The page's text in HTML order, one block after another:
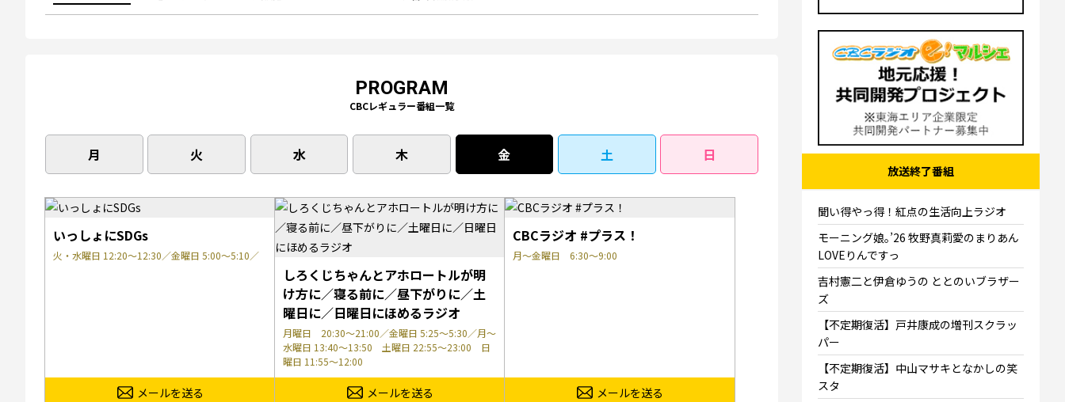
PROGRAM
CBCレギュラー番組一覧
月 火 水 木 金 土 日
いっしょにSDGs
火・水曜日 12:20～12:30／金曜日 5:00～5:10／
メールを送る
しろくじちゃんとアホロートルが明
け方に／寝る前に／昼下がりに／土
曜日に／日曜日にほめるラジオ
月曜日 20:30～21:00／金曜日 5:25～5:30／月～
水曜日 13:40～13:50 土曜日 22:55～23:00 日
曜日 11:55～12:00
メールを送る
CBCラジオ #プラス！
月～金曜日 6:30～9:00
メールを送る
放送終了番組
聞い得やっ得！紅点の生活向上ラジオ
モーニング娘｡’26 牧野真莉愛のまりあん
LOVEりんですっ
吉村憲二と伊倉ゆうの ととのいブラザー
ズ
【不定期復活】戸井康成の増刊スクラッ
パー
【不定期復活】中山マサキとなかしの笑
スタ